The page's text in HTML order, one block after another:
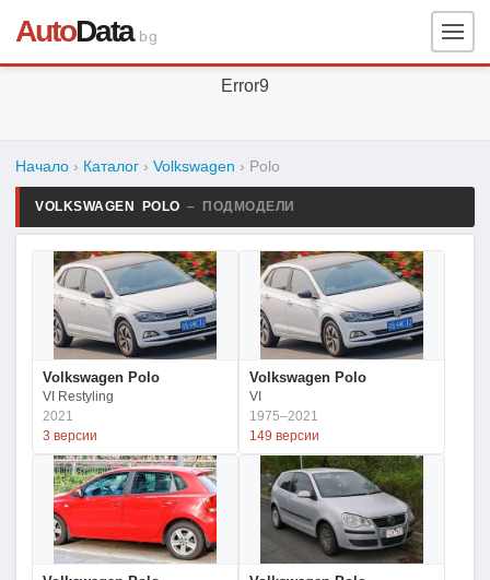
AutoData.bg
Error9
Начало › Каталог › Volkswagen › Polo
VOLKSWAGEN POLO – ПОДМОДЕЛИ
Volkswagen Polo
VI Restyling
2021
3 версии
Volkswagen Polo
VI
1975–2021
149 версии